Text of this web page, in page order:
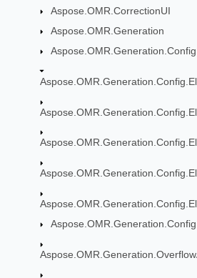
Aspose.OMR.CorrectionUI
Aspose.OMR.Generation
Aspose.OMR.Generation.Config